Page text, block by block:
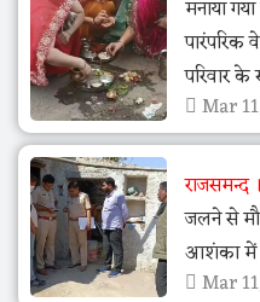
मनाया
पारंपरिक
परिवार के
Mar
राजसमन्द
जलने से
आशंका में
Mar